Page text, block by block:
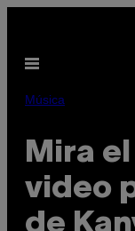
contenido
Abrir
Música
Mira
video
de